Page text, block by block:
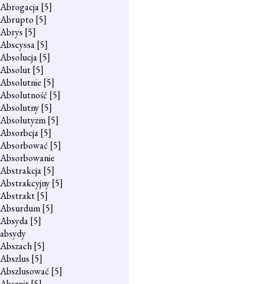
Abrogacja[5]
Abrupto [5]
Abrys [5]
Abscyssa[5]
Absolucja[5]
Absolut[5]
Absolutnie [5]
Absolutność [5]
Absolutny[5]
Absolutyzm[5]
Absorbcja[5]
Absorbować [5]
Absorbowanie
Abstrakcja[5]
Abstrakcyjny[5]
Abstrakt[5]
Absurdum[5]
Absyda[5]
absydy
Abszach[5]
Abszlus [5]
Abszlusować [5]